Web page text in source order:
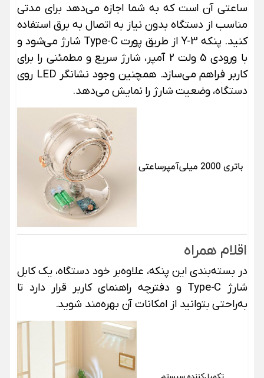
ساعتی آن است که به شما اجازه می‌دهد برای مدتی
مناسب از دستگاه بدون نیاز به اتصال به برق استفاده
کنید. پنکه Y-3 از طریق پورت Type-C شارژ می‌شود و
با ورودی 5 ولت 2 آمپر، شارژ سریع و مطمئنی را برای
کاربر فراهم می‌سازد. همچنین وجود نشانگر LED روی
دستگاه، وضعیت شارژ را نمایش می‌دهد.
اقلام همراه
در بسته‌بندی این پنکه، علاوه‌بر خود دستگاه، یک کابل
شارژ Type-C و دفترچه راهنمای کاربر قرار دارد تا
به‌راحتی بتوانید از امکانات آن بهره‌مند شوید.